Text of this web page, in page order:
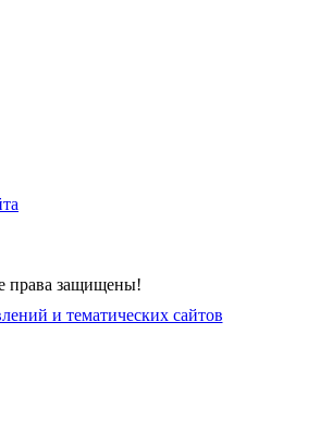
права защищены!